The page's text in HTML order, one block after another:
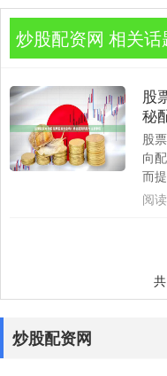
炒股配资网 相关话
股
秘
股
向
而
险
阅读
炒股配资网